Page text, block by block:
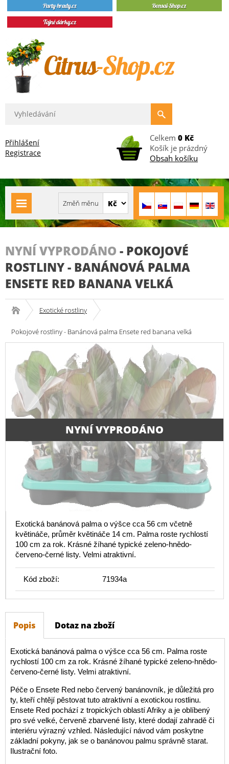
Přihlášení
Registrace
Celkem 0 Kč
Košík je prázdný
Obsah košíku
NYNÍ VYPRODÁNO - POKOJOVÉ
ROSTLINY - BANÁNOVÁ PALMA
ENSETE RED BANANA VELKÁ
Exotické rostliny
Pokojové rostliny - Banánová palma Ensete red banana velká
NYNÍ VYPRODÁNO
Exotická banánová palma o výšce cca 56 cm včetně
květináče, průměr květináče 14 cm. Palma roste rychlostí
100 cm za rok. Krásné žíhané typické zeleno-hnědo-
červeno-černé listy. Velmi atraktivní.
Kód zboží: 71934a
Popis Dotaz na zboží
Exotická banánová palma o výšce cca 56 cm. Palma roste
rychlostí 100 cm za rok. Krásné žíhané typické zeleno-hnědo-
červeno-černé listy. Velmi atraktivní.
Péče o Ensete Red nebo červený banánovník, je důležitá pro
ty, kteří chtějí pěstovat tuto atraktivní a exotickou rostlinu.
Ensete Red pochází z tropických oblastí Afriky a je oblíbený
pro své velké, červeně zbarvené listy, které dodají zahradě či
interiéru výrazný vzhled. Následující návod vám poskytne
základní pokyny, jak se o banánovou palmu správně starat.
Ilustrační foto.